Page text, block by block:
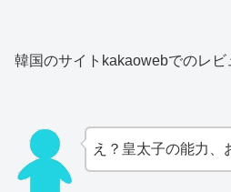
韓国のサイトkakaowebでのレビ
え？皇太子の能力、